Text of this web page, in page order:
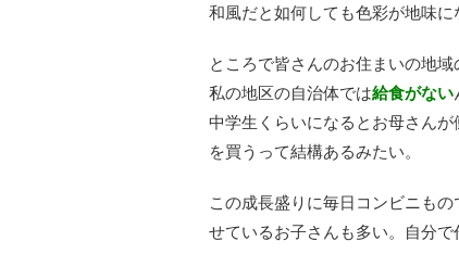
和風だと如何しても色彩が地味に
ところで皆さんのお住まいの地域
私の地区の自治体では給食がない
中学生くらいになるとお母さん
を買うって結構あるみたい。
この成長盛りに毎日コンビニも
せているお子さんも多い。自分で